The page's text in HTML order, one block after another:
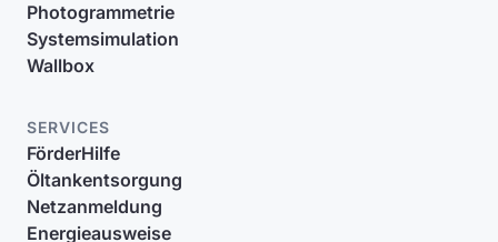
Photogrammetrie
Systemsimulation
Wallbox
SERVICES
FörderHilfe
Öltankentsorgung
Netzanmeldung
Energieausweise